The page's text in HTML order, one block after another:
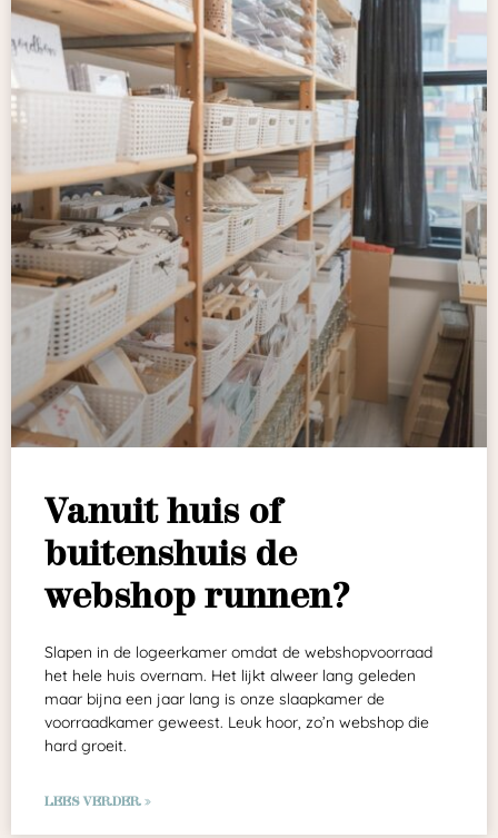
Vanuit huis of
buitenshuis de
webshop runnen?
Slapen in de logeerkamer omdat de webshopvoorraad
het hele huis overnam. Het lijkt alweer lang geleden
maar bijna een jaar lang is onze slaapkamer de
voorraadkamer geweest. Leuk hoor, zo’n webshop die
hard groeit.
LEES VERDER »